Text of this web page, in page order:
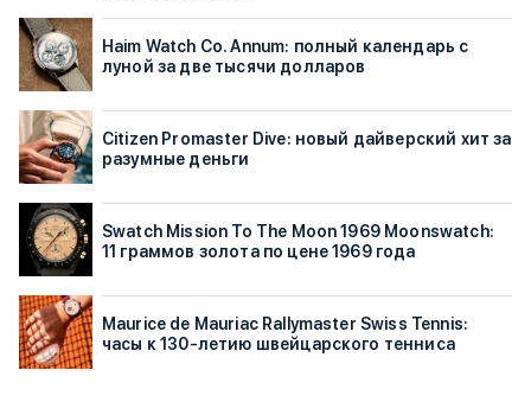
Haim Watch Co. Annum: полный календарь с
луной за две тысячи долларов
Citizen Promaster Dive: новый дайверский хит за
разумные деньги
Swatch Mission To The Moon 1969 Moonswatch:
11 граммов золота по цене 1969 года
Maurice de Mauriac Rallymaster Swiss Tennis:
часы к 130-летию швейцарского тенниса